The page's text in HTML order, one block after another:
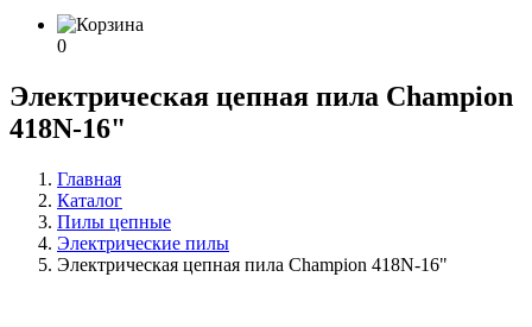
0
Электрическая цепная пила Champion
418N-16"
Главная
Каталог
Пилы цепные
Электрические пилы
Электрическая цепная пила Champion 418N-16"